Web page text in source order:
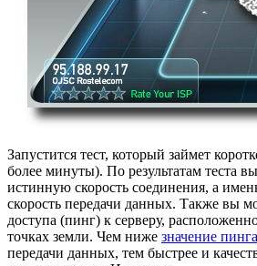
Запустится тест, который займет
более минуты). По результатам теста
истинную скорость соединения, а
скорость передачи данных. Также вы
доступа (пинг) к серверу,
точках земли. Чем ниже значение пинга
передачи данных, тем быстрее и